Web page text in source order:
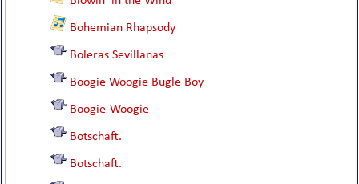
Bohemian Rhapsody
Boleras Sevillanas
Boogie Woogie Bugle Boy
Boogie-Woogie
Botschaft.
Botschaft.